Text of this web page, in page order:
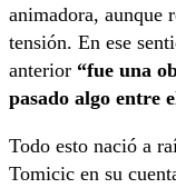
animadora, aunque
tensión. En ese
anterior “fue una
pasado algo entre
Todo esto nació a
Tomicic en su